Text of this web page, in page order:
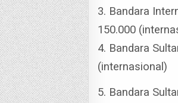
3. Bandara
150.000
4. Bandara
(internasional)
5. Bandara